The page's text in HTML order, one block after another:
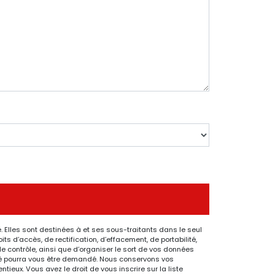
Elles sont destinées à et ses sous-traitants dans le seul
d’accès, de rectification, d’effacement, de portabilité,
contrôle, ainsi que d’organiser le sort de vos données
vous être demandé. Nous conservons vos
Vous avez le droit de vous inscrire sur la liste